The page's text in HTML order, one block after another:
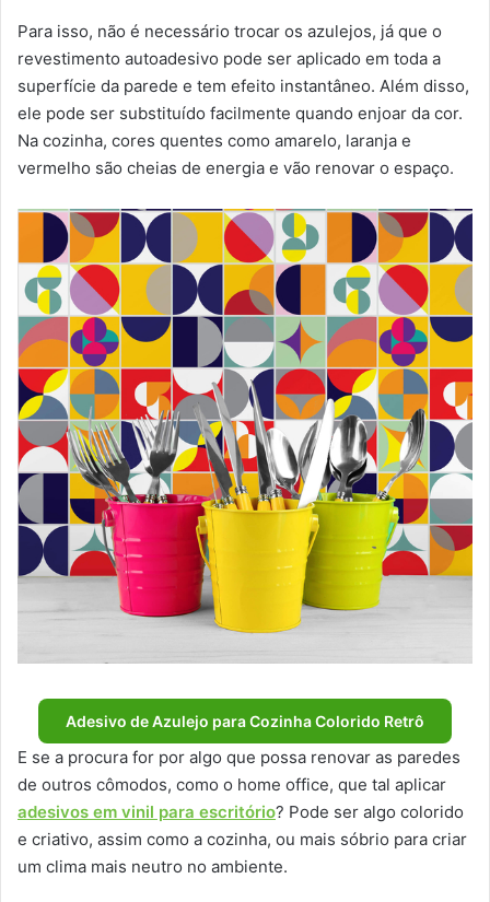
Para isso, não é necessário trocar os azulejos, já que o
revestimento autoadesivo pode ser aplicado em toda a
superfície da parede e tem efeito instantâneo. Além disso,
ele pode ser substituído facilmente quando enjoar da cor.
Na cozinha, cores quentes como amarelo, laranja e
vermelho são cheias de energia e vão renovar o espaço.
Adesivo de Azulejo para Cozinha Colorido Retrô
E se a procura for por algo que possa renovar as paredes
de outros cômodos, como o home office, que tal aplicar
adesivos em vinil para escritório? Pode ser algo colorido
e criativo, assim como a cozinha, ou mais sóbrio para criar
um clima mais neutro no ambiente.